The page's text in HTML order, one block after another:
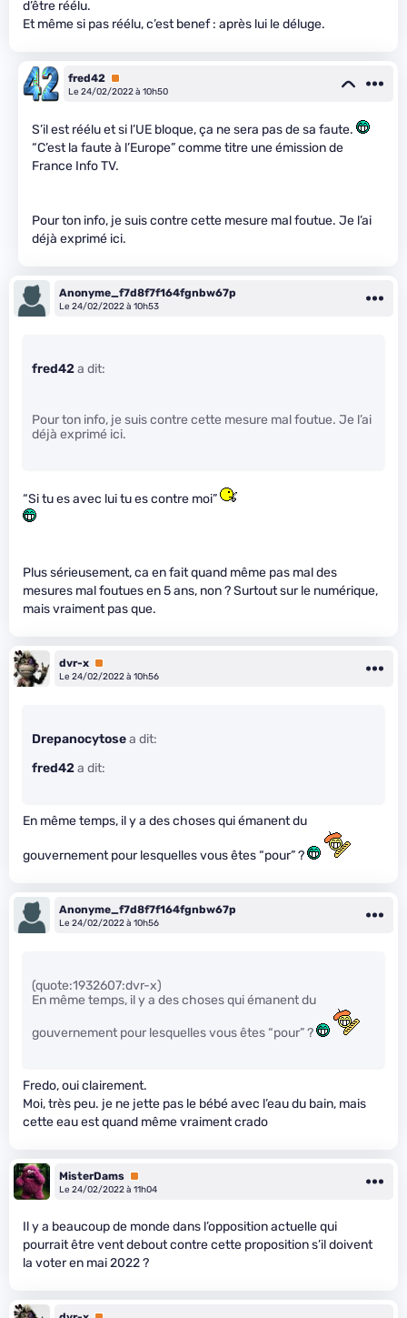
d’être réélu.
Et même si pas réélu, c’est benef : après lui le déluge.
fred42 Premium
Le 24/02/2022 à 10h50
S’il est réélu et si l’UE bloque, ça ne sera pas de sa faute.
“C’est la faute à l’Europe” comme titre une émission de
France Info TV.
Pour ton info, je suis contre cette mesure mal foutue. Je l’ai
déjà exprimé ici.
Anonyme_f7d8f7f164fgnbw67p
Le 24/02/2022 à 10h53
fred42a dit:
Pour ton info, je suis contre cette mesure mal foutue. Je l’ai
déjà exprimé ici.
“Si tu es avec lui tu es contre moi”
Plus sérieusement, ca en fait quand même pas mal des
mesures mal foutues en 5 ans, non ? Surtout sur le numérique,
mais vraiment pas que.
dvr-x Premium
Le 24/02/2022 à 10h56
Drepanocytosea dit:
fred42a dit:
En même temps, il y a des choses qui émanent du
gouvernement pour lesquelles vous êtes “pour” ?
Anonyme_f7d8f7f164fgnbw67p
Le 24/02/2022 à 10h56
(quote:1932607:dvr-x)
En même temps, il y a des choses qui émanent du
gouvernement pour lesquelles vous êtes “pour” ?
Fredo, oui clairement.
Moi, très peu. je ne jette pas le bébé avec l’eau du bain, mais
cette eau est quand même vraiment crado
MisterDams Premium
Le 24/02/2022 à 11h04
Il y a beaucoup de monde dans l’opposition actuelle qui
pourrait être vent debout contre cette proposition s’il doivent
la voter en mai 2022 ?